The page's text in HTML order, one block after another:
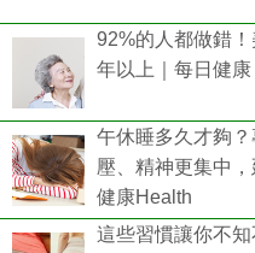
92%的人都做錯
年以上｜每日健
午休睡多久才夠
壓、精神更集中
健康Health
這些習慣讓你不